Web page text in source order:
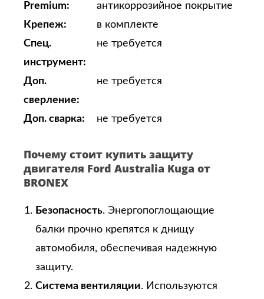
Premium:
антикоррозийное покрытие
Крепеж:
в комплекте
Спец.
инструмент:
не требуется
Доп.
сверление:
не требуется
Доп. сварка: не требуется
Почему стоит купить защиту
двигателя Ford Australia Kuga от
BRONEX
Безопасность. Энергопоглощающие
балки прочно крепятся к днищу
автомобиля, обеспечивая надежную
защиту.
Система вентиляции. Используются